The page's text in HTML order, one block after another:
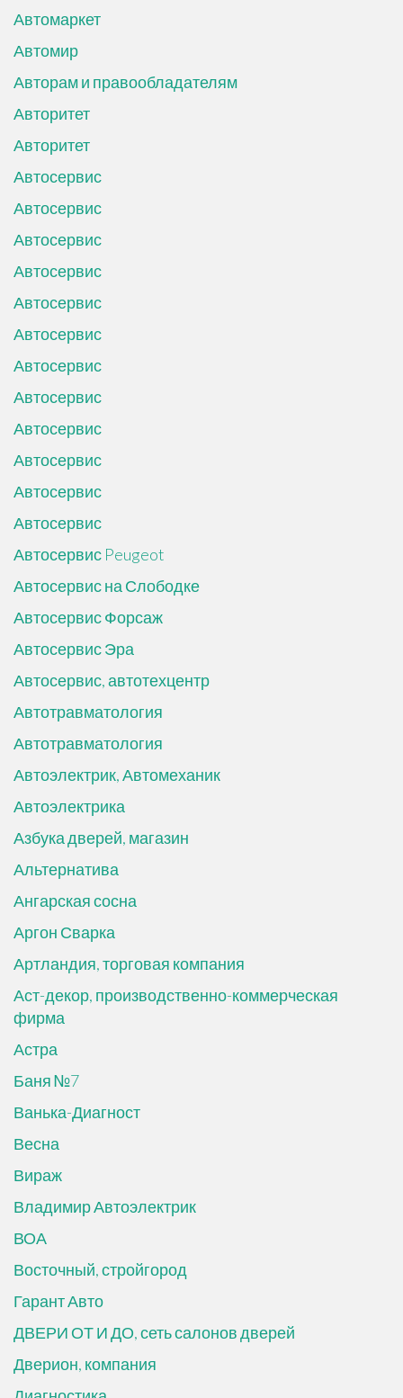
Автомаркет
Автомир
Авторам и правообладателям
Авторитет
Авторитет
Автосервис
Автосервис
Автосервис
Автосервис
Автосервис
Автосервис
Автосервис
Автосервис
Автосервис
Автосервис
Автосервис
Автосервис
Автосервис Peugeot
Автосервис на Слободке
Автосервис Форсаж
Автосервис Эра
Автосервис, автотехцентр
Автотравматология
Автотравматология
Автоэлектрик, Автомеханик
Автоэлектрика
Азбука дверей, магазин
Альтернатива
Ангарская сосна
Аргон Сварка
Артландия, торговая компания
Аст-декор, производственно-коммерческая
фирма
Астра
Баня №7
Ванька-Диагност
Весна
Вираж
Владимир Автоэлектрик
ВОА
Восточный, стройгород
Гарант Авто
ДВЕРИ ОТ И ДО, сеть салонов дверей
Дверион, компания